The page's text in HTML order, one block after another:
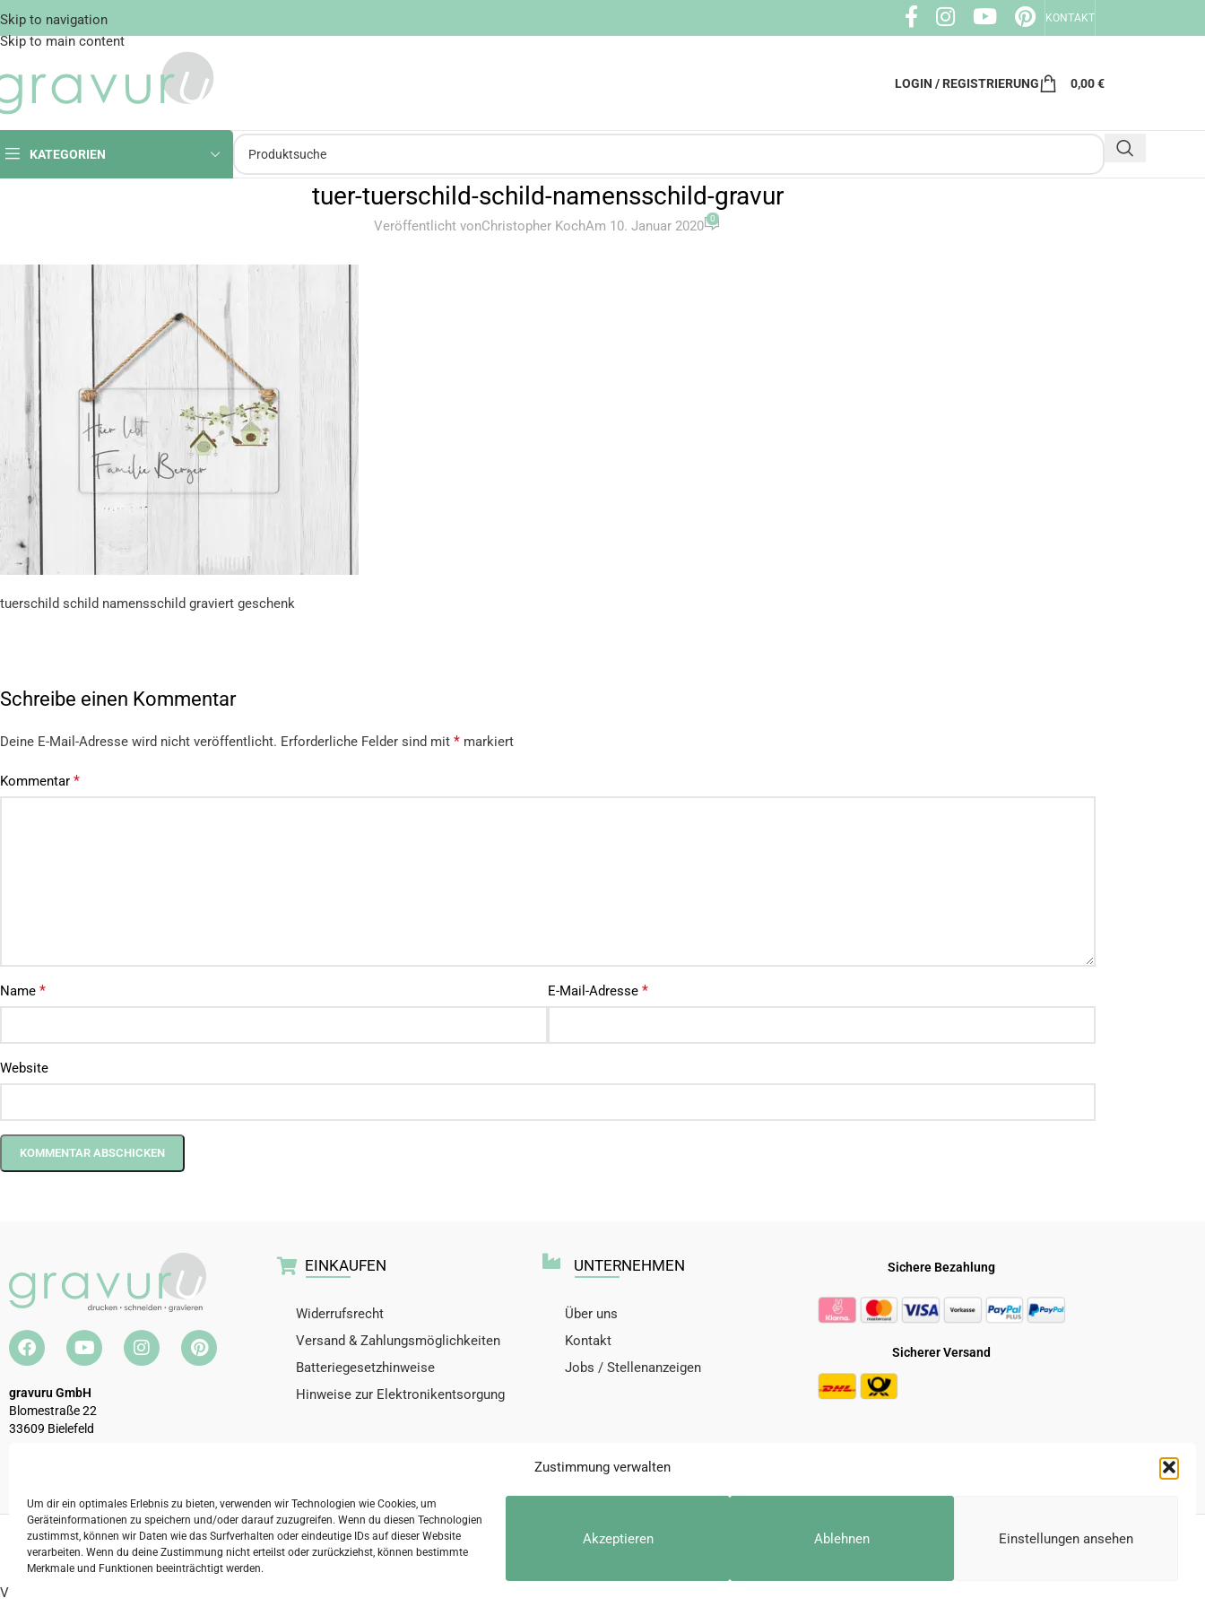
Zustimmung verwalten
Um dir ein optimales Erlebnis zu bieten, verwenden wir Technologien wie Cookies, um
Geräteinformationen zu speichern und/oder darauf zuzugreifen. Wenn du diesen Technologien
zustimmst, können wir Daten wie das Surfverhalten oder eindeutige IDs auf dieser Website
verarbeiten. Wenn du deine Zustimmung nicht erteilst oder zurückziehst, können bestimmte
Merkmale und Funktionen beeinträchtigt werden.
Akzeptieren Ablehnen Einstellungen ansehen
Skip to navigation
Skip to main content
KONTAKT
LOGIN / REGISTRIERUNG 0,00€
KATEGORIEN
tuer-tuerschild-schild-namensschild-gravur
Veröffentlicht vonChristopher KochAm 10. Januar 2020 0
tuerschild schild namensschild graviert geschenk
Schreibe einen Kommentar
Deine E-Mail-Adresse wird nicht veröffentlicht. Erforderliche Felder sind mit * markiert
Kommentar *
Name * E-Mail-Adresse *
Website
gravuru GmbH
Blomestraße 22
33609 Bielefeld
EINKAUFEN
Widerrufsrecht
Versand & Zahlungsmöglichkeiten
Batteriegesetzhinweise
Hinweise zur Elektronikentsorgung
UNTERNEHMEN
Über uns
Kontakt
Jobs / Stellenanzeigen
Sichere Bezahlung
Sicherer Versand
2026 © gravuru GmbH ImpressumAGBDatenschutzerklärung
* Alle Preise inkl. der gesetzl. MwSt.
Die durchgestrichenen Preise entsprechen dem bisherigen Preis bei Gravuru.
Vertrag widerrufen